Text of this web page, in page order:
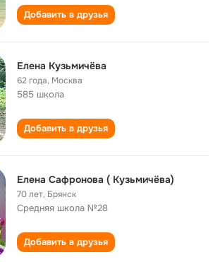
Добавить в друзья
Елена Кузьмичёва
62 года, Москва
585 школа
Добавить в друзья
Елена Сафронова ( Кузьмичёва)
70 лет, Брянск
Средняя школа №28
Добавить в друзья